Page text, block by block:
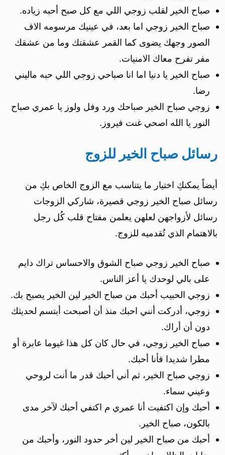
صباح الخير لقلب زوجي اللي مع كل صبح أحبه زياده.
صباح الخير زوجي اما بعد، في عينيك مرسومه الاف
الصور وجهك يضوى كما القمر عشقتك وما من عشقك
مفر تفرح معاك الامنيات.
صباح الخير يا دنيا اما انا صباحي زوجي اللي حبه ماليني
رضا.
زوجي صباح الخير صباحك ورد وفل ولوز يا عمري صباح
النور يا الله اصحي غنت فيروز.
رسائل صباح الخير للزوج
أيضاً يمكنكِ اختيار ما يتناسب مع الزوج الخاص بكِ من
رسائل صباح الخير زوجي قصيرة، شاركي الزوجات
رسائل لأزواجهن لعلهن يعلمن مفتاح قلب كُل رجل
بالاهتمام الذي تُقدميه للزوج.
صباح الخير زوجي صباح الشوق والاحساس تراك دايم
على بالي لوحدك يا أعز الناس.
زوجي الحبيب أحبك من صباح الخير لين الخير يصبح بك.
زوجي، أدركت أنني احبك منذ أن أصبحت أبتسم لحديثك
دون أن أراك.
صباح الخير زوجي، في حال كان كل هذا غيوما عابرة أو
مطرا شديدا فأنا أحبك.
زوجي صباح الخير، ثم أني أحبك قدر ما أنت لروحي
وعيني سماء.
أحبك وإن اكتفيت أنا عمري م اكتفي أحبك لآخر مدى
بالكون، صباح الخير.
أحبك من صباح الخير لين أخر حدود النور، وأحبك من